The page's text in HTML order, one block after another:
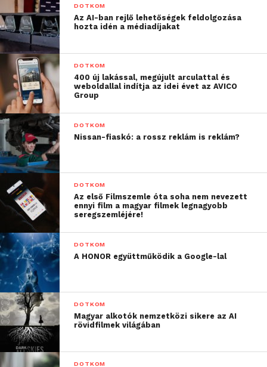
DOTKOM
Az AI-ban rejlő lehetőségek feldolgozása
hozta idén a médiadíjakat
DOTKOM
400 új lakással, megújult arculattal és
weboldallal indítja az idei évet az AVICO
Group
DOTKOM
Nissan-fiaskó: a rossz reklám is reklám?
DOTKOM
Az első Filmszemle óta soha nem nevezett
ennyi film a magyar filmek legnagyobb
seregszemléjére!
DOTKOM
A HONOR együttműködik a Google-lal
DOTKOM
Magyar alkotók nemzetközi sikere az AI
rövidfilmek világában
DOTKOM